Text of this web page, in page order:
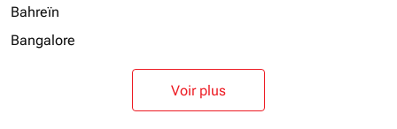
Bahreïn
Bangalore
Voir plus